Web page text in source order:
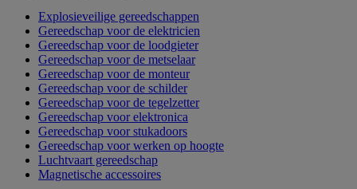
Explosieveilige gereedschappen
Gereedschap voor de elektricien
Gereedschap voor de loodgieter
Gereedschap voor de metselaar
Gereedschap voor de monteur
Gereedschap voor de schilder
Gereedschap voor de tegelzetter
Gereedschap voor elektronica
Gereedschap voor stukadoors
Gereedschap voor werken op hoogte
Luchtvaart gereedschap
Magnetische accessoires